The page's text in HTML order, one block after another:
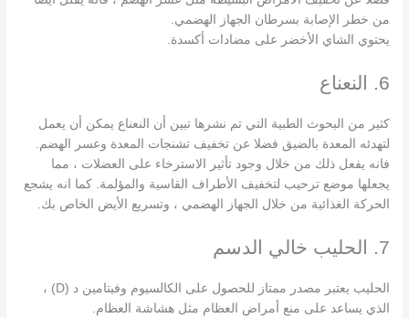
من خطر الإصابة بسرطان الجهاز الهضمي.
يحتوي الشاي الأخضر على مضادات أكسدة.
6. النعناع
كثير من البحوث الطبية التي تم نشرها تبين أن النعناع يمكن أن يعمل
لتهدئه المعدة بالضيق فضلا عن تخفيف تشنجات المعدة وعسر الهضم.
فانه يفعل ذلك من خلال وجود تأثير الاسترخاء على العضلات ، مما
يجعلها موضع ترحيب لتخفيف الأطراف القاسية والمؤلمة. كما انه يشجع
الحركة الغذائية من خلال الجهاز الهضمي ، وتسريع الأيض الخاص بك.
7. الحليب خالي الدسم
الحليب يعتبر مصدر ممتاز للحصول على الكالسيوم وفيتامين د (D) ،
الذي يساعد على منع أمراض العظام مثل هشاشة العظام.